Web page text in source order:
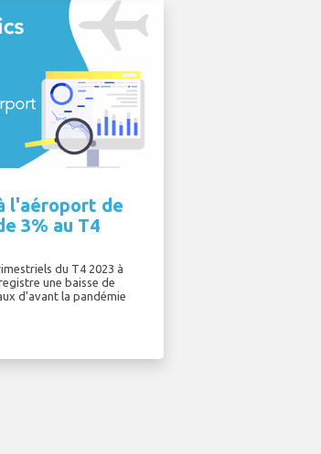
l'aéroport de
3% au T4
du T4 2023 à
une baisse de
d'avant la pandémie